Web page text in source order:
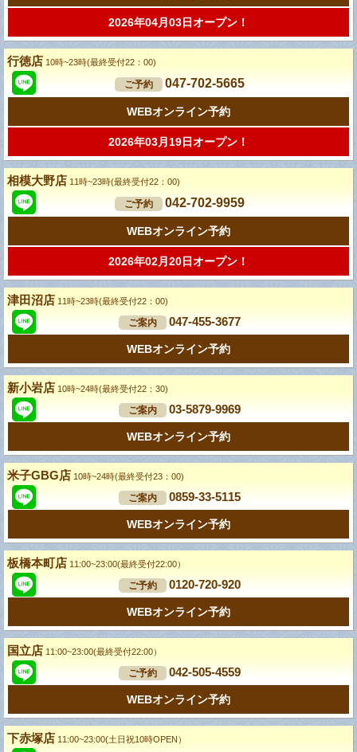
2026年04月03日オープン！
行徳店 10時~23時(最終受付22：00)
ご予約 047-702-5665
WEBオンライン予約
2026年03月19日オープン！
相模大野店 11時~23時(最終受付22：00)
ご予約 042-702-9959
WEBオンライン予約
2026年02月20日オープン！
津田沼店 11時~23時(最終受付22：00)
ご案内 047-455-3677
WEBオンライン予約
新小岩店 10時~24時(最終受付22：30)
ご案内 03-5879-9969
WEBオンライン予約
米子GBG店 10時~24時(最終受付23：00)
ご案内 0859-33-5115
WEBオンライン予約
板橋本町店 11:00~23:00(最終受付22:00）
ご予約 0120-720-920
WEBオンライン予約
国立店 11:00~23:00(最終受付22:00）
ご予約 042-505-4559
WEBオンライン予約
下赤塚店 11:00~23:00(土日祝10時OPEN）